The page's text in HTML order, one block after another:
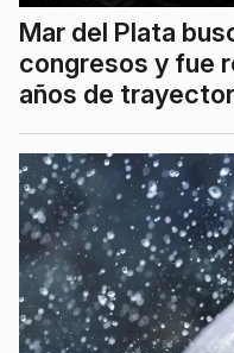
Mar del Plata
congresos y fue
años de